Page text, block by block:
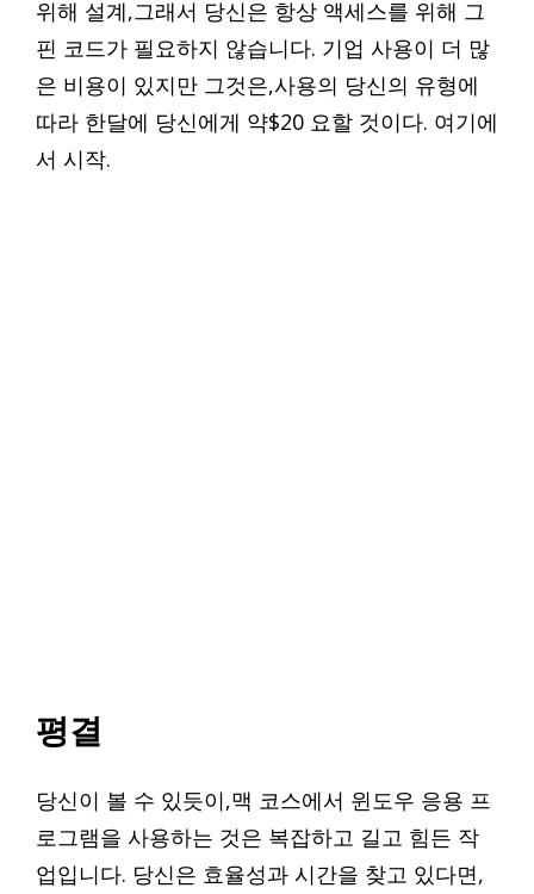
위해 설계,그래서 당신은 항상 액세스를 위해 그
핀 코드가 필요하지 않습니다. 기업 사용이 더 많
은 비용이 있지만 그것은,사용의 당신의 유형에
따라 한달에 당신에게 약$20 요할 것이다. 여기에
서 시작.
평결
당신이 볼 수 있듯이,맥 코스에서 윈도우 응용 프
로그램을 사용하는 것은 복잡하고 길고 힘든 작
업입니다. 당신은 효율성과 시간을 찾고 있다면,